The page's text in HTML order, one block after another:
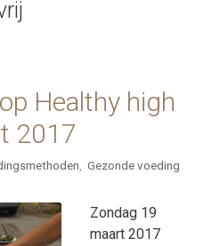
Healthy high
2017
, Gezonde voeding
Zondag 19
maart 2017